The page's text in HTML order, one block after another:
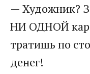
— Художник?
НИ ОДНОЙ
тратишь по
денег!